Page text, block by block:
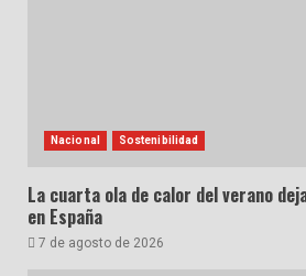
Nacional Sostenibilidad
La cuarta ola de calor del verano
en España
7 de agosto de 2026